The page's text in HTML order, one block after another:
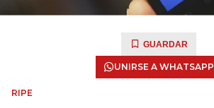
GUARDAR
UNIRSE A WHATSAPP
RIPE